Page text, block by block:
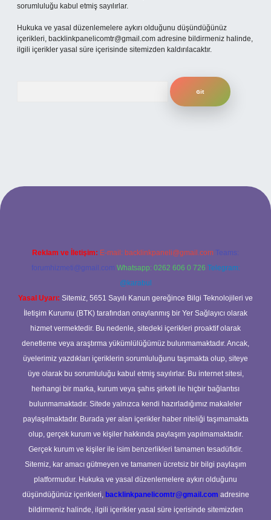
sorumluluğu kabul etmiş sayılırlar.
Hukuka ve yasal düzenlemelere aykırı olduğunu düşündüğünüz
içerikleri, backlinkpanelicomtr@gmail.com adresine bildirmeniz halinde,
ilgili içerikler yasal süre içerisinde sitemizden kaldırılacaktır.
giriş
Reklam ve İletişim: E-mail: backlinkpaneli@gmail.com Teams:
forumhizmeti@gmail.com Whatsapp: 0262 606 0 726 Telegram:
@karabul
Yasal Uyarı: Sitemiz, 5651 Sayılı Kanun gereğince Bilgi Teknolojileri ve
İletişim Kurumu (BTK) tarafından onaylanmış bir Yer Sağlayıcı olarak
hizmet vermektedir. Bu nedenle, sitedeki içerikleri proaktif olarak
denetleme veya araştırma yükümlülüğümüz bulunmamaktadır. Ancak,
üyelerimiz yazdıkları içeriklerin sorumluluğunu taşımakta olup, siteye
üye olarak bu sorumluluğu kabul etmiş sayılırlar. Bu internet sitesi,
herhangi bir marka, kurum veya şahıs şirketi ile hiçbir bağlantısı
bulunmamaktadır. Sitede yalnızca kendi hazırladığımız makaleler
paylaşılmaktadır. Burada yer alan içerikler haber niteliği taşımamakta
olup, gerçek kurum ve kişiler hakkında paylaşım yapılmamaktadır.
Gerçek kurum ve kişiler ile isim benzerlikleri tamamen tesadüfidir.
Sitemiz, kar amacı gütmeyen ve tamamen ücretsiz bir bilgi paylaşım
platformudur. Hukuka ve yasal düzenlemelere aykırı olduğunu
düşündüğünüz içerikleri, backlinkpanelicomtr@gmail.com adresine
bildirmeniz halinde, ilgili içerikler yasal süre içerisinde sitemizden